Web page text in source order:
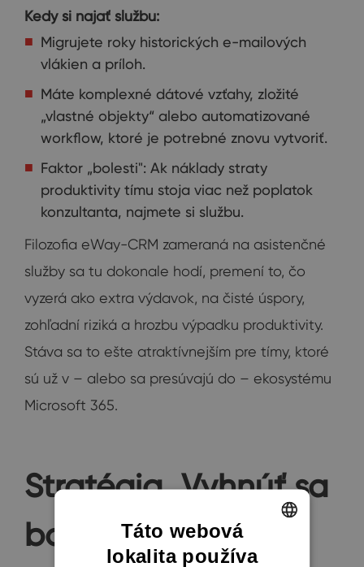
Kedy si najať službu:
Migrujete roky historických e-mailových
vlákien a príloh.
Máte komplexné dátové vzťahy, zložité
„vlastné objekty“ alebo automatizované
workflow, ktoré je potrebné znovu vytvoriť.
Faktor „bolesti": Ak náklady straty
produktivity tímu stoja viac než poplatok
konzultanta, najmete si službu.
Filozofia eWay-CRM zameraná na asistenčné
služby sa tu dokonale hodí, premení to, čo
vyzerá ako extra výdavok, na čisté úspory,
zohľadní riziká a hrozbu výpadku produktivity.
Stáva sa to ešte atraktívnejším pre tímy, ktoré
sú už v – alebo sa presúvajú do – ekosystému
Microsoft 365.
Stratégia „Vyhnúť sa
bolesti“
ENGLISH
Táto webová
lokalita používa